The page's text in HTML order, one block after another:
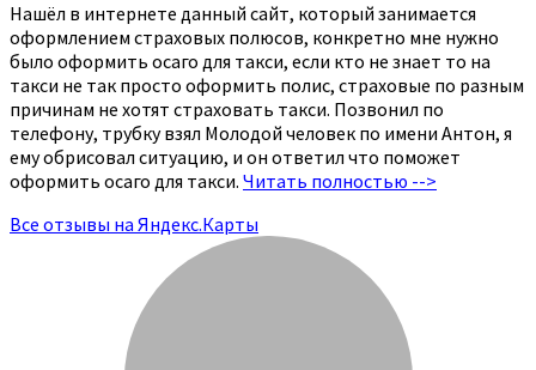
Нашёл в интернете данный сайт, который занимается
оформлением страховых полюсов, конкретно мне нужно
было оформить осаго для такси, если кто не знает то на
такси не так просто оформить полис, страховые по разным
причинам не хотят страховать такси. Позвонил по
телефону, трубку взял Молодой человек по имени Антон, я
ему обрисовал ситуацию, и он ответил что поможет
оформить осаго для такси. Читать полностью -->
Все отзывы на Яндекс.Карты